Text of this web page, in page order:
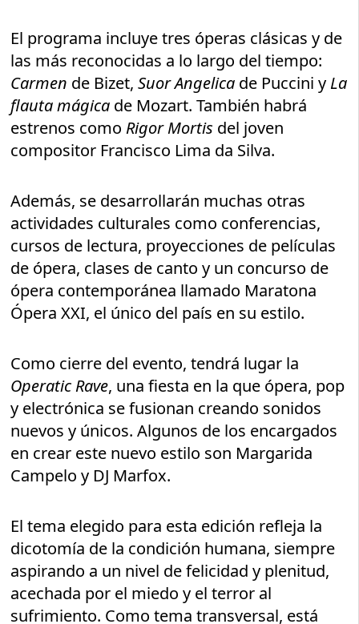
El programa incluye tres óperas clásicas y de
las más reconocidas a lo largo del tiempo:
Carmen de Bizet,Suor Angelica de Puccini y La
flauta mágica de Mozart. También habrá
estrenos como Rigor Mortis del joven
compositor Francisco Lima da Silva.
Además, se desarrollarán muchas otras
actividades culturales como conferencias,
cursos de lectura, proyecciones de películas
de ópera, clases de canto y un concurso de
ópera contemporánea llamado Maratona
Ópera XXI, el único del país en su estilo.
Como cierre del evento, tendrá lugar la
Operatic Rave, una fiesta en la que ópera, pop
y electrónica se fusionan creando sonidos
nuevos y únicos. Algunos de los encargados
en crear este nuevo estilo son Margarida
Campelo y DJ Marfox.
El tema elegido para esta edición refleja la
dicotomía de la condición humana, siempre
aspirando a un nivel de felicidad y plenitud,
acechada por el miedo y el terror al
sufrimiento. Como tema transversal, está